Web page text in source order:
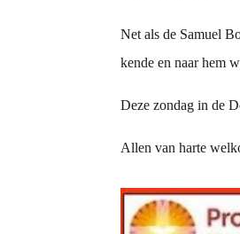
Net als de Samuel
kende en naar hem
Deze zondag in de
Allen van harte